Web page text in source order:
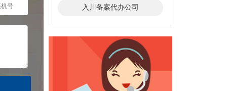
入川备案代办公司